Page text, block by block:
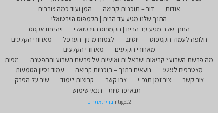
אודות
דור – תוכניות קריאה
המן ועוד כמה צוררים
התנך שלנו מגיע עד הבית | הקמפוס הוירטואלי
התנך שלנו מגיע עד הבית | הקמפוס הוירטואלי
ויהי פודאקסט
חלופה לעמוד הקמפוס
יוטיוב לצמוח מתוך הערפל
מאחורי הקלעים
מאחורי הקלעים
מאחורי הקלעים
מה פרשת השבוע? קריאות ישראליות ואישיות על פרשת השבוע וההפטרה
מפות
מצטרפים ל929
נושאים בתנך – תוכניות קריאה
עמוד נסיון הטמעות
צור קשר
ציר זמן תנכ"י צרו קשר קבוצות לימוד
שיר על הפרק
תנאי פרטיות
תנאי שימוש
Intigo12בניית אתרים